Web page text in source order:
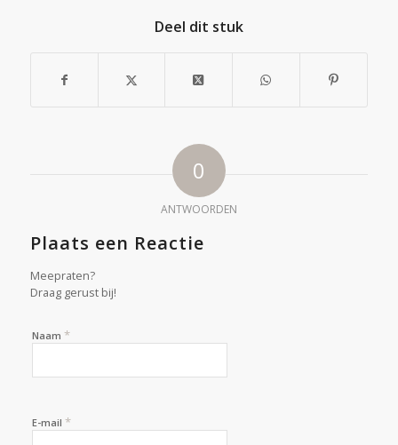
Deel dit stuk
0
ANTWOORDEN
Plaats een Reactie
Meepraten?
Draag gerust bij!
Naam *
E-mail *